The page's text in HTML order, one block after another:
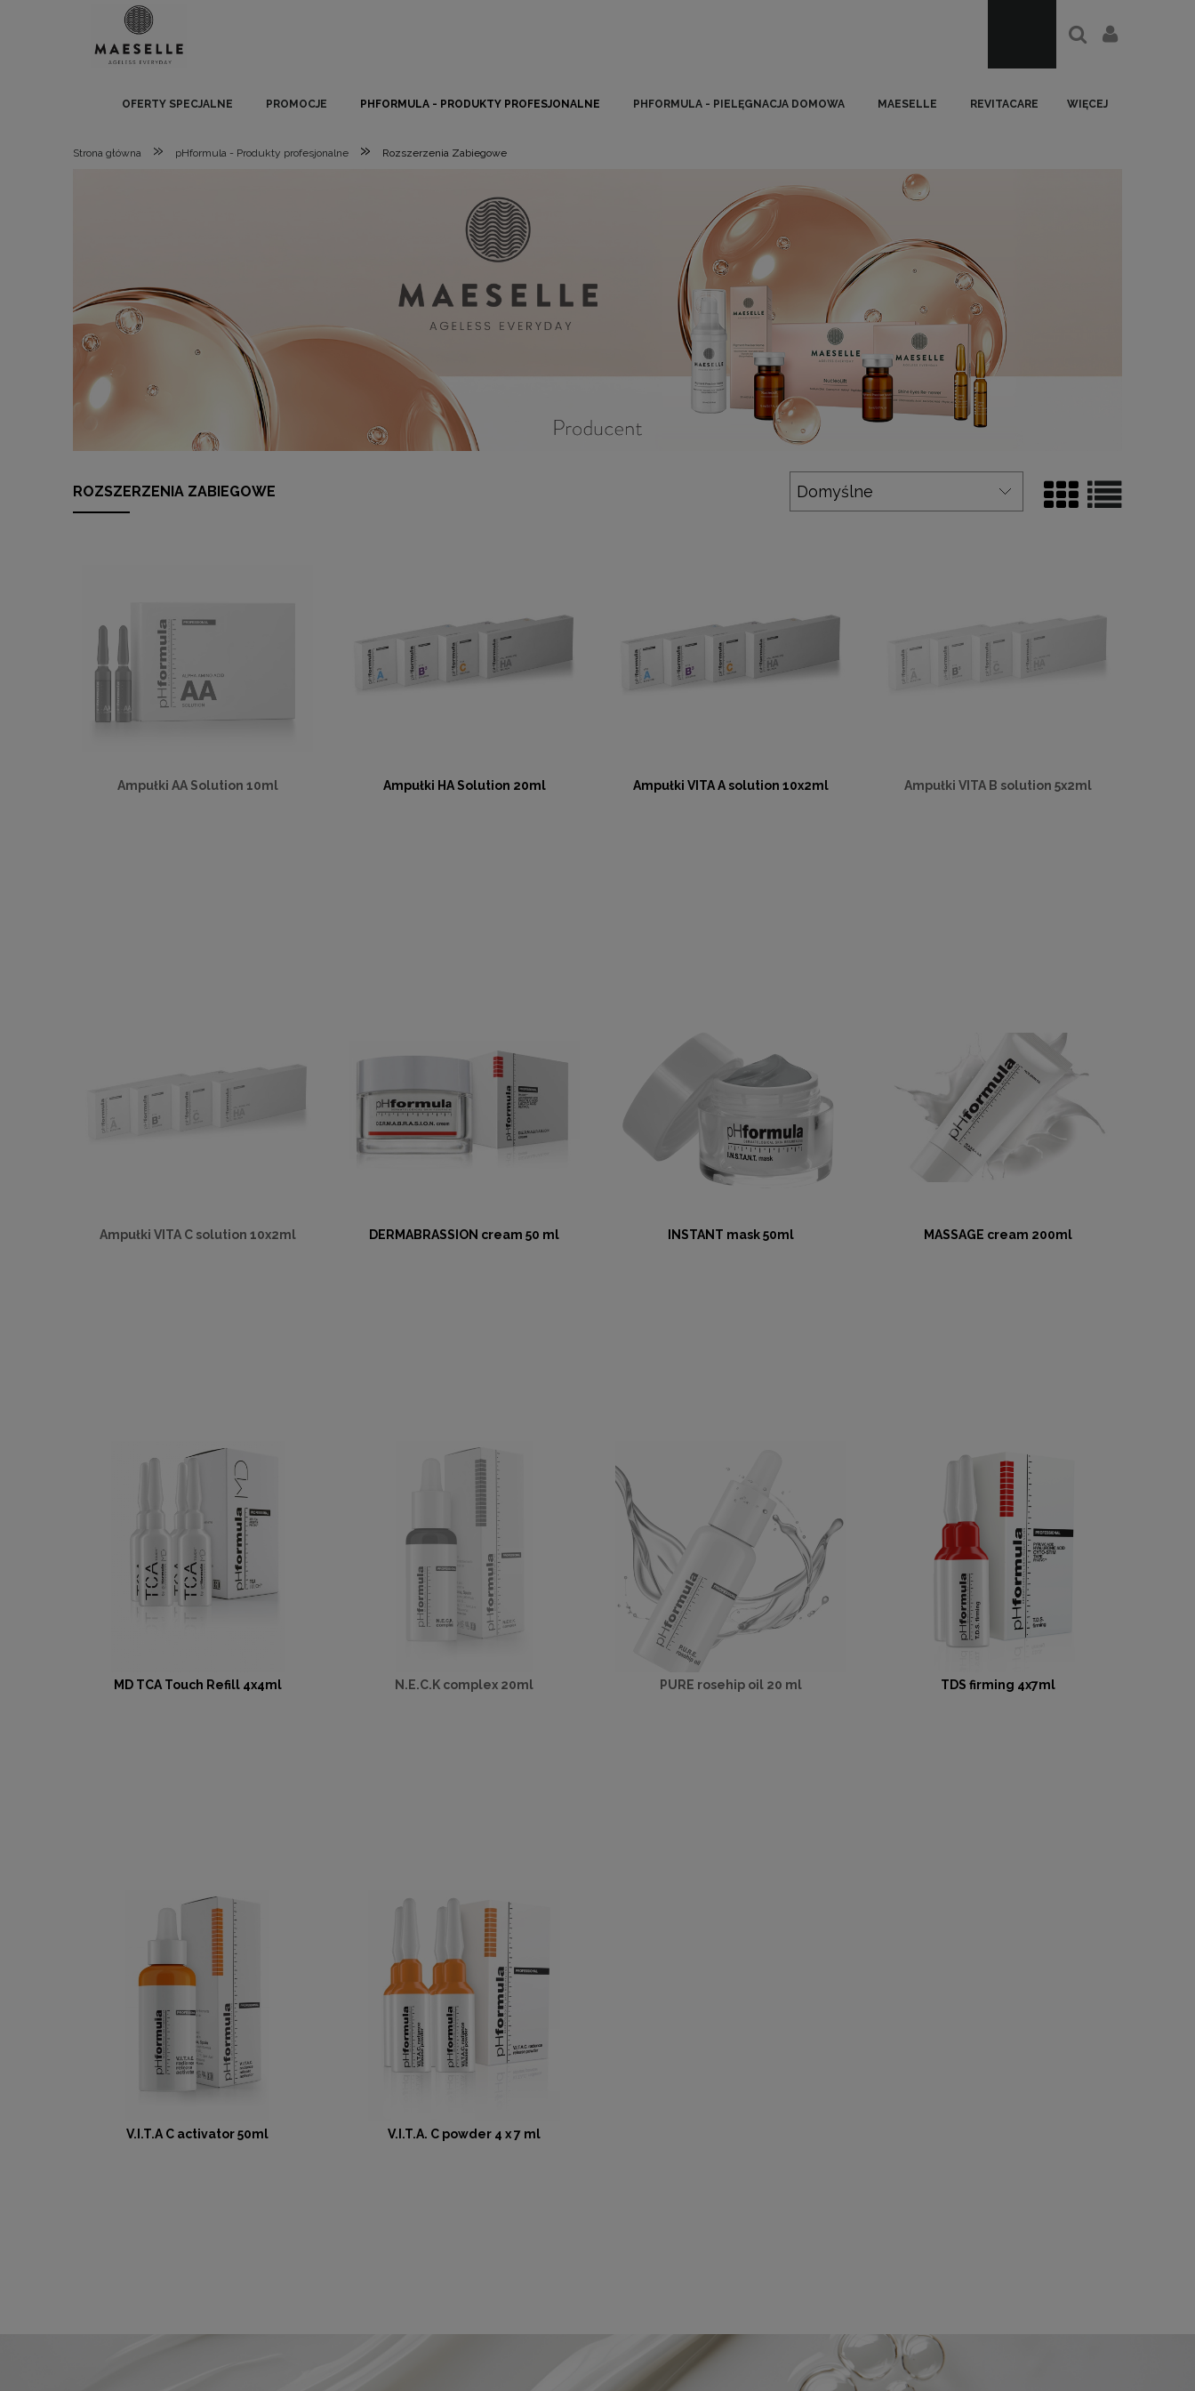
OFERTY SPECJALNE PROMOCJE PHFORMULA - PRODUKTY PROFESJONALNE PHFORMULA - PIELĘGNACJA DOMOWA MAESELLE REVITACARE WIĘCEJ
Strona główna » pHformula - Produkty profesjonalne » Rozszerzenia Zabiegowe
ROZSZERZENIA ZABIEGOWE
Ampułki AA Solution 10ml Ampułki HA Solution 20ml Ampułki VITA A solution 10x2ml Ampułki VITA B solution 5x2ml
Ampułki VITA C solution 10x2ml DERMABRASSION cream 50 ml INSTANT mask 50ml MASSAGE cream 200ml
MD TCA Touch Refill 4x4ml N.E.C.K complex 20ml PURE rosehip oil 20 ml TDS firming 4x7ml
V.I.T.A C activator 50ml V.I.T.A. C powder 4 x 7 ml